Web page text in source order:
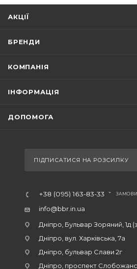
АКЦІЇ
БРЕНДИ
КОМПАНІЯ
ІНФОРМАЦІЯ
ДОПОМОГА
ПІДПИСАТИСЯ НА РОЗСИЛКУ
+38 (095) 163-83-33
info@bbr.in.ua
Дніпро, Бульвар Зоряний, 1д
Дніпро, вул. Харківська, 7а
Дніпро, бульвар Слави 2г
Дніпро, проспект